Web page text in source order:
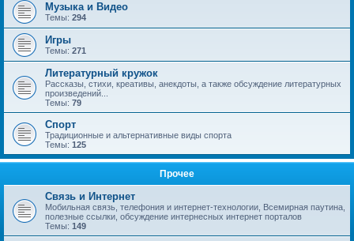
Музыка и Видео
Темы: 294
Игры
Темы: 271
Литературный кружок
Рассказы, стихи, креативы, анекдоты, а также обсуждение литературных
произведений...
Темы: 79
Спорт
Традиционные и альтернативные виды спорта
Темы: 125
Прочее
Связь и Интернет
Мобильная связь, телефония и интернет-технологии, Всемирная паутина,
полезные ссылки, обсуждение интернесных интернет порталов
Темы: 149